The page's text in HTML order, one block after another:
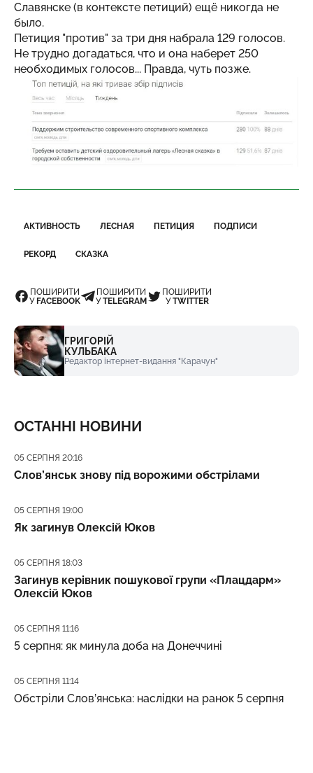
Славянске (в контексте петиций) ещё никогда не
было.
Петиция "против" за три дня набрала 129 голосов.
Не трудно догадаться, что и она наберет 250
необходимых голосов... Правда, чуть позже.
АКТИВНОСТЬ ЛЕСНАЯ ПЕТИЦИЯ ПОДПИСИ
РЕКОРД СКАЗКА
ПОШИРИТИ
У FACEBOOK
ПОШИРИТИ
УTELEGRAM
ПОШИРИТИ
УTWITTER
ГРИГОРІЙ
КУЛЬБАКА
Редактор інтернет-видання "Карачун"
ОСТАННІ НОВИНИ
Дата публікації
05 СЕРПНЯ 20:16
Слов’янськ знову під ворожими обстрілами
Дата публікації
05 СЕРПНЯ 19:00
Як загинув Олексій Юков
Дата публікації
05 СЕРПНЯ 18:03
Загинув керівник пошукової групи «Плацдарм»
Олексій Юков
Дата публікації
05 СЕРПНЯ 11:16
5 серпня: як минула доба на Донеччині
Дата публікації
05 СЕРПНЯ 11:14
Обстріли Слов’янська: наслідки на ранок 5 серпня